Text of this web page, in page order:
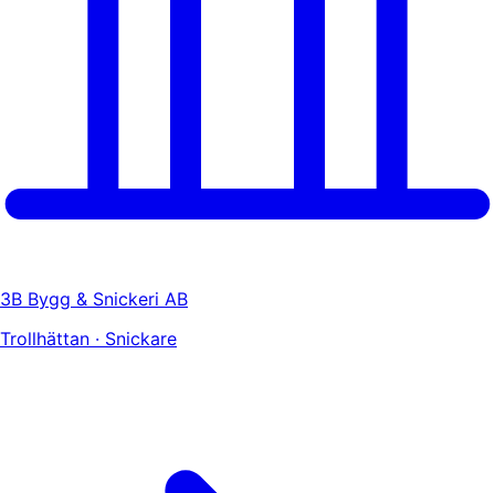
3B Bygg & Snickeri AB
Trollhättan · Snickare